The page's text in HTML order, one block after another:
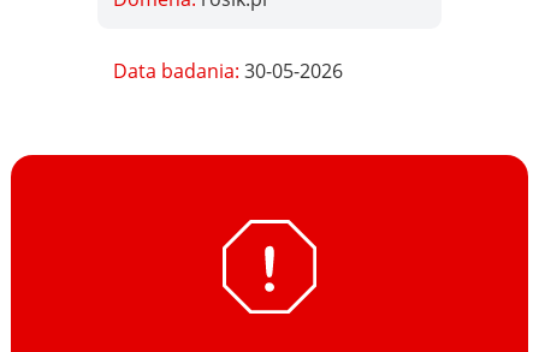
Data badania:30-05-2026